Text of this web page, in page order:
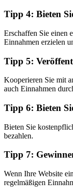
Tipp 4: Bieten
Erschaffen Sie einen
Einnahmen erzielen
Tipp 5:
Kooperieren Sie mit
auch Einnahmen
Tipp 6: Bieten
Bieten Sie
bezahlen.
Tipp 7:
Wenn Ihre Website
regelmäßigen